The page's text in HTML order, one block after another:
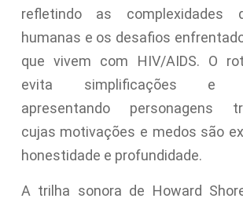
refletindo as complexidades
humanas e os desafios
que vivem com HIV/AIDS. O
evita simplificações e
apresentando personagens
cujas motivações e medos são
honestidade e profundidade.
A trilha sonora de Howard